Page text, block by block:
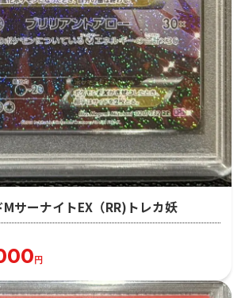
サーナイトEX（RR)トレカ妖
円